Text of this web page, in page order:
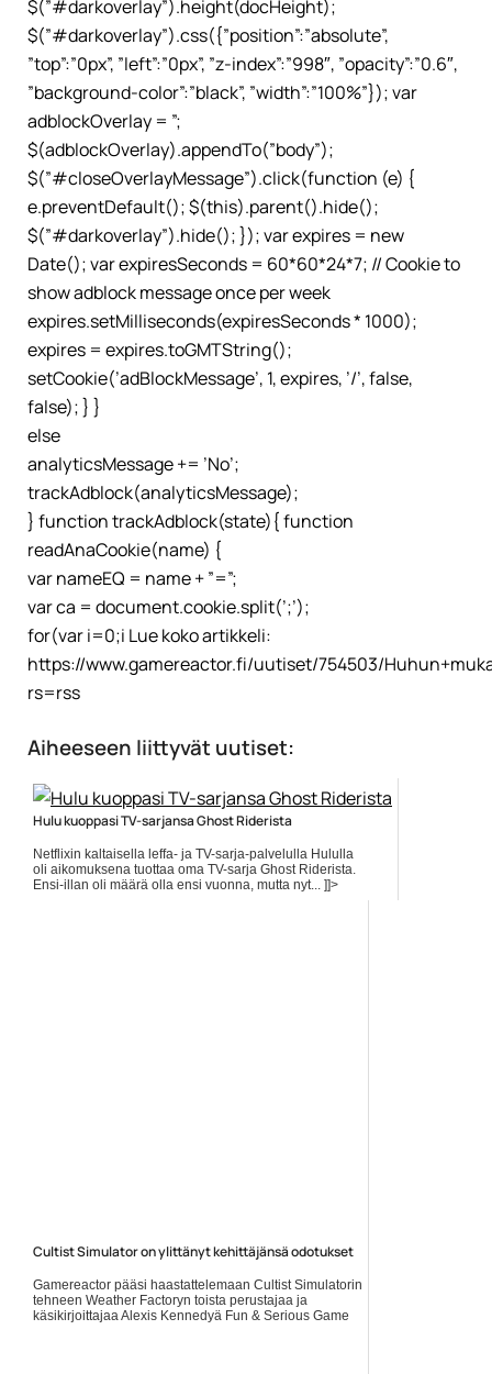
$(”#darkoverlay”).height(docHeight);
$(”#darkoverlay”).css({”position”:”absolute”,
”top”:”0px”, ”left”:”0px”, ”z-index”:”998″, ”opacity”:”0.6″,
”background-color”:”black”, ”width”:”100%”}); var
adblockOverlay = ”;
$(adblockOverlay).appendTo(”body”);
$(”#closeOverlayMessage”).click(function (e) {
e.preventDefault(); $(this).parent().hide();
$(”#darkoverlay”).hide(); }); var expires = new
Date(); var expiresSeconds = 60*60*24*7; // Cookie to
show adblock message once per week
expires.setMilliseconds(expiresSeconds * 1000);
expires = expires.toGMTString();
setCookie(’adBlockMessage’, 1, expires, ’/’, false,
false); } }
else
analyticsMessage += ’No’;
trackAdblock(analyticsMessage);
} function trackAdblock(state){ function
readAnaCookie(name) {
var nameEQ = name + ”=”;
var ca = document.cookie.split(’;’);
for(var i=0;i Lue koko artikkeli:
https://www.gamereactor.fi/uutiset/754503/
rs=rss
Aiheeseen liittyvät uutiset:
Hulu kuoppasi TV-sarjansa Ghost Riderista
Netflixin kaltaisella leffa- ja TV-sarja-palvelulla Hululla
oli aikomuksena tuottaa oma TV-sarja Ghost Riderista.
Ensi-illan oli määrä olla ensi vuonna, mutta nyt... ]]>
Cultist Simulator on ylittänyt kehittäjänsä odotukset
Gamereactor pääsi haastattelemaan Cultist Simulatorin
tehneen Weather Factoryn toista perustajaa ja
käsikirjoittajaa Alexis Kennedyä Fun & Serious Game